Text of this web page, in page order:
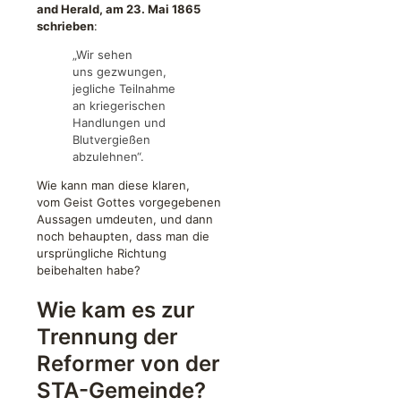
and Herald, am 23. Mai 1865
schrieben:
„Wir sehen
uns gezwungen,
jegliche Teilnahme
an kriegerischen
Handlungen und
Blutvergießen
abzulehnen“.
Wie kann man diese klaren,
vom Geist Gottes vorgegebenen
Aussagen umdeuten, und dann
noch behaupten, dass man die
ursprüngliche Richtung
beibehalten habe?
Wie kam es zur
Trennung der
Reformer von der
STA-Gemeinde?